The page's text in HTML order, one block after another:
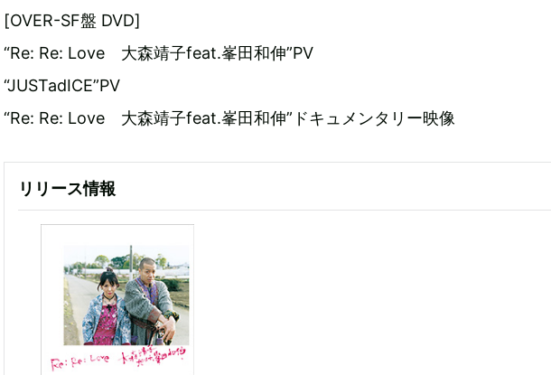
[OVER-SF盤 DVD]
“Re: Re: Love 大森靖子feat.峯田和伸”PV
“JUSTadICE”PV
“Re: Re: Love 大森靖子feat.峯田和伸”ドキュメンタリー映像
リリース情報